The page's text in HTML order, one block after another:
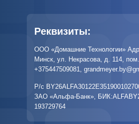
Реквизиты:
ООО «Домашние Технологии»
Минск, ул. Некрасова, д. 114,
+375447509081,
Р/с
ЗАО «Альфа-Банк»,
193729764